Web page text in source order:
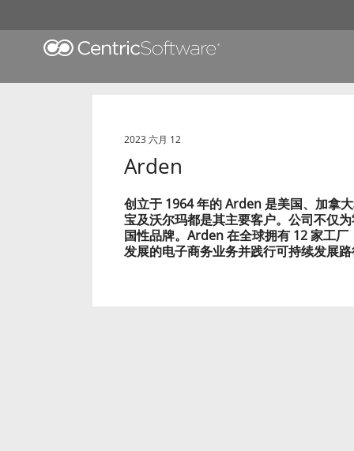
2023 六月 12
Arden
创立于 1964 年的 Arden 是美国、加拿
宝及沃尔玛都是其主要客户。公司不仅
国性品牌。Arden 在全球拥有 12 家工
发展的电子商务业务并践行可持续发展